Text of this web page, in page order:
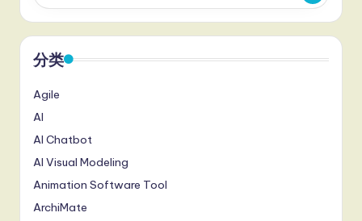
分类
Agile
AI
AI Chatbot
AI Visual Modeling
Animation Software Tool
ArchiMate